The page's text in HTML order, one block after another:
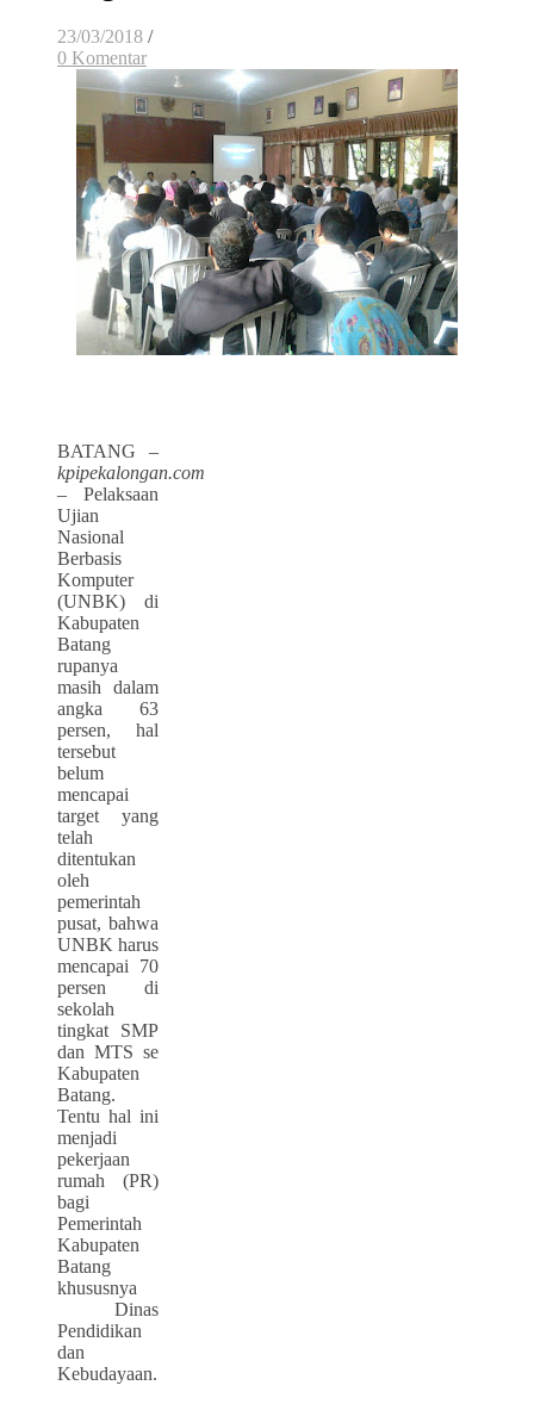
23/03/2018 /
0 Komentar
BATANG –
kpipekalongan.com
– Pelaksaan
Ujian
Nasional
Berbasis
Komputer
(UNBK) di
Kabupaten
Batang
rupanya
masih dalam
angka 63
persen, hal
tersebut
belum
mencapai
target yang
telah
ditentukan
oleh
pemerintah
pusat, bahwa
UNBK harus
mencapai 70
persen di
sekolah
tingkat SMP
dan MTS se
Kabupaten
Batang.
Tentu hal ini
menjadi
pekerjaan
rumah (PR)
bagi
Pemerintah
Kabupaten
Batang
khususnya
Dinas
Pendidikan
dan
Kebudayaan.